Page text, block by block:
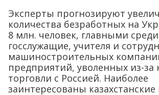
Эксперты прогнозируют
количества безработных на
8 млн. человек, главными
госслужащие, учителя и
машиностроительных
предприятий, уволенных из-за
торговли с Россией. Наиболее
заинтересованы